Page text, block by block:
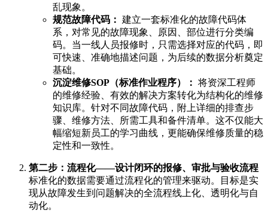
乱现象。
规范故障代码： 建立一套标准化的故障代码体
系，对常见的故障现象、原因、部位进行分类编
码。当一线人员报修时，只需选择对应的代码，即
可快速、准确地描述问题，为后续的数据分析奠定
基础。
沉淀维修SOP（标准作业程序）： 将资深工程师
的维修经验、有效的解决方案转化为结构化的维修
知识库。针对不同故障代码，附上详细的排查步
骤、维修方法、所需工具和备件清单。这不仅能大
幅缩短新员工的学习曲线，更能确保维修质量的稳
定性和一致性。
第二步：流程化——设计闭环的报修、审批与验收流程
标准化的数据需要通过流程化的管理来驱动。目标是实
现从故障发生到问题解决的全流程线上化、透明化与自
动化。